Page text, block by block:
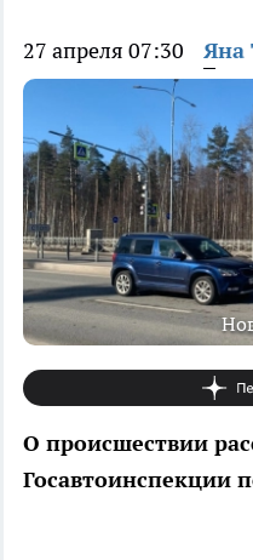
27 апреля 07:30 Яна
О происшествии
Госавтоинспекции